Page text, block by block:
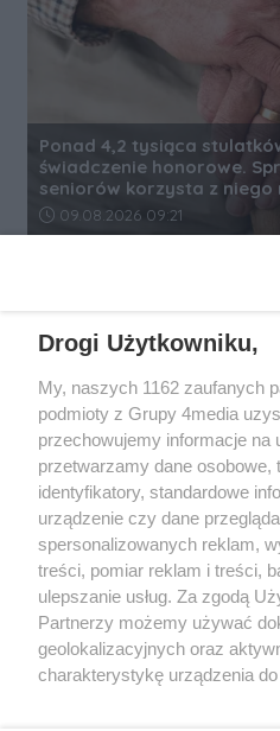
Ponad 4,2 tysiąca
świadczenie honorowe.
seniorów korzysta z niego
Data dodania artykułu:
09.08.2026 09:21
Wydawcą
FUNDACJA MEDIÓW
ul. Kopernika 10,
e-mail:
Drogi Użytkowniku,
My, naszych 1162 zaufanych
podmioty z Grupy 4media
przechowujemy informacje na
przetwarzamy dane osobowe,
identyfikatory, standardowe
urządzenie czy dane
spersonalizowanych reklam,
treści, pomiar reklam i treści,
ulepszanie usług. Za zgodą
Partnerzy możemy używać
geolokalizacyjnych oraz
charakterystykę urządzenia